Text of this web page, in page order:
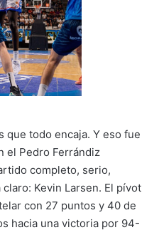
que todo encaja. Y eso fue
el Pedro Ferrándiz
completo, serio,
Kevin Larsen. El pívot
con 27 puntos y 40 de
hacia una victoria por 94-